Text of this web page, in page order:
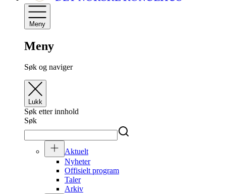
Meny
Meny
Søk og naviger
Lukk
Søk etter innhold
Søk
Aktuelt
Nyheter
Offisielt program
Taler
Arkiv